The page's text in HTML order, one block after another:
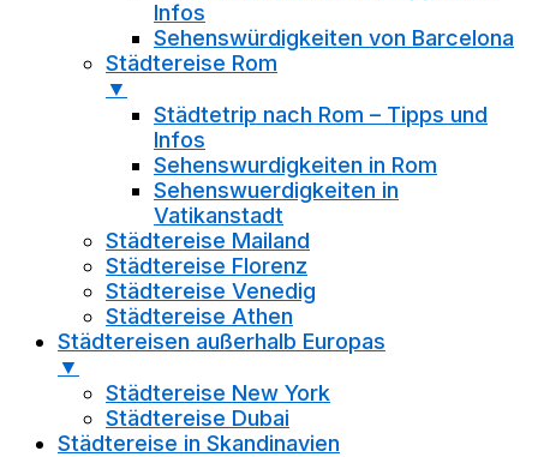
Infos
Sehenswürdigkeiten von Barcelona
Städtereise Rom
▼
Städtetrip nach Rom – Tipps und
Infos
Sehenswurdigkeiten in Rom
Sehenswuerdigkeiten in
Vatikanstadt
Städtereise Mailand
Städtereise Florenz
Städtereise Venedig
Städtereise Athen
Städtereisen außerhalb Europas
▼
Städtereise New York
Städtereise Dubai
Städtereise in Skandinavien